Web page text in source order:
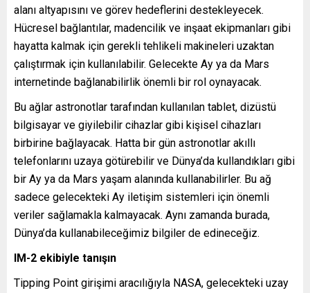
alanı altyapısını ve görev hedeflerini destekleyecek.
Hücresel bağlantılar, madencilik ve inşaat ekipmanları gibi
hayatta kalmak için gerekli tehlikeli makineleri uzaktan
çalıştırmak için kullanılabilir. Gelecekte Ay ya da Mars
internetinde bağlanabilirlik önemli bir rol oynayacak.
Bu ağlar astronotlar tarafından kullanılan tablet, dizüstü
bilgisayar ve giyilebilir cihazlar gibi kişisel cihazları
birbirine bağlayacak. Hatta bir gün astronotlar akıllı
telefonlarını uzaya götürebilir ve Dünya’da kullandıkları gibi
bir Ay ya da Mars yaşam alanında kullanabilirler. Bu ağ
sadece gelecekteki Ay iletişim sistemleri için önemli
veriler sağlamakla kalmayacak. Aynı zamanda burada,
Dünya’da kullanabileceğimiz bilgiler de edineceğiz.
IM-2 ekibiyle tanışın
Tipping Point girişimi aracılığıyla NASA, gelecekteki uzay